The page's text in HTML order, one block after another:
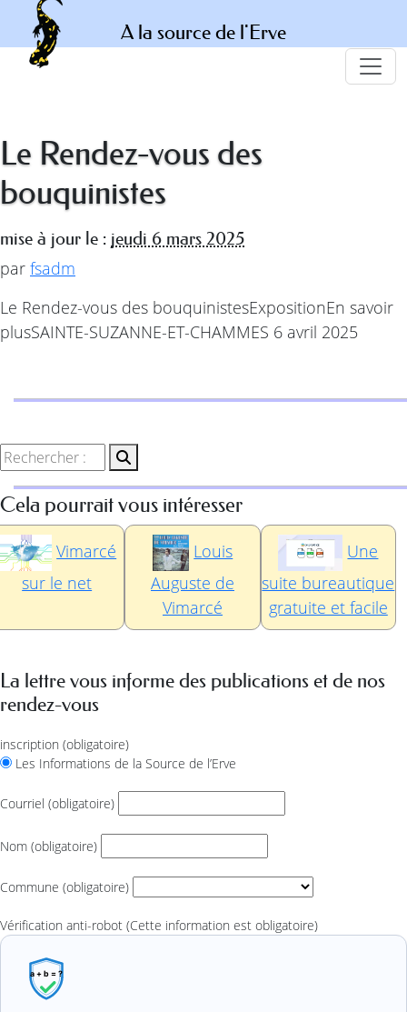
A la source de l'Erve
Le Rendez-vous des
bouquinistes
mise à jour le : jeudi 6 mars 2025
par fsadm
Le Rendez-vous des bouquinistesExpositionEn savoir
plusSAINTE-SUZANNE-ET-CHAMMES 6 avril 2025
Cela pourrait vous intéresser
Vimarcé
sur le net
Louis
Auguste de
Vimarcé
Une
suite bureautique
gratuite et facile
La lettre vous informe des publications et de nos
rendez-vous
inscription (obligatoire)
Les Informations de la Source de l’Erve
Courriel (obligatoire)
Nom (obligatoire)
Commune (obligatoire)
Vérification anti-robot (Cette information est obligatoire)